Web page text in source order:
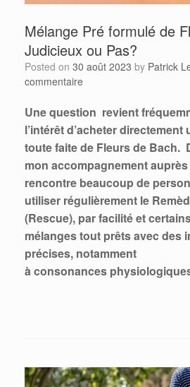
Mélange Pré formulé de
Judicieux ou Pas?
Posted on 30 août 2023 by Patrick
commentaire
Une question revient
l’intérêt d’acheter
toute faite de Fleurs de Bach.
mon accompagnement
rencontre beaucoup de
utiliser régulièrement le
(Rescue), par facilité et
mélanges tout prêts avec des
précises, notamment
à consonances